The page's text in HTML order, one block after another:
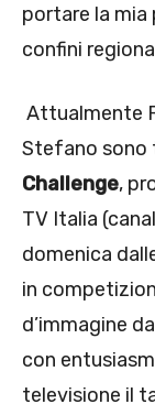
portare la mia
confini
Attualmente
Stefano sono
Challenge,
TV Italia
domenica
in
d’immagine
con
televisione il